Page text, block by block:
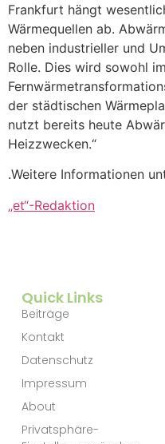
Frankfurt hängt
Wärmequellen ab.
neben industrieller und
Rolle. Dies wird sowohl im
der städtischen
nutzt bereits heute
Heizzwecken.“
.Weitere Informationen
„et“-Redaktion
Quick Links
Beiträge
Kontakt
Datenschutz
Impressum
About
Privatsphäre-